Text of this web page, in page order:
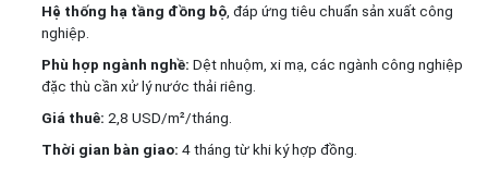
Hệ thống hạ tầng đồng bộ, đáp ứng tiêu chuẩn sản xuất công
nghiệp.
Phù hợp ngành nghề: Dệt nhuộm, xi mạ, các ngành công nghiệp
đặc thù cần xử lý nước thải riêng.
Giá thuê: 2,8 USD/m²/tháng.
Thời gian bàn giao: 4 tháng từ khi ký hợp đồng.